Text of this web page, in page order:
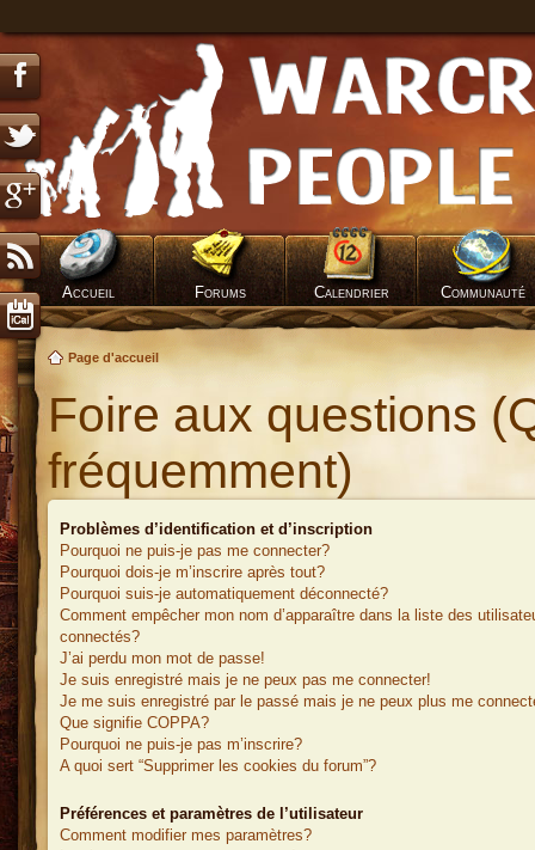
Accueil Forums Calendrier Communauté
Page d'accueil
Foire aux questions
fréquemment)
Problèmes d’identification et d’inscription
Pourquoi ne puis-je pas me connecter?
Pourquoi dois-je m’inscrire après tout?
Pourquoi suis-je automatiquement déconnecté?
Comment empêcher mon nom d’apparaître dans la liste des
connectés?
J’ai perdu mon mot de passe!
Je suis enregistré mais je ne peux pas me connecter!
Je me suis enregistré par le passé mais je ne peux plus me
Que signifie COPPA?
Pourquoi ne puis-je pas m’inscrire?
A quoi sert “Supprimer les cookies du forum”?
Préférences et paramètres de l’utilisateur
Comment modifier mes paramètres?